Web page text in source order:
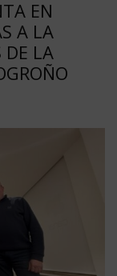
EN
A LA
DE LA